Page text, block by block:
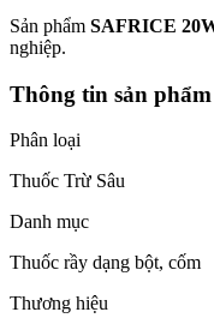
Sản phẩm SAFRICE
nghiệp.
Thông tin sản phẩm
Phân loại
Thuốc Trừ Sâu
Danh mục
Thuốc rầy dạng bột, cốm
Thương hiệu